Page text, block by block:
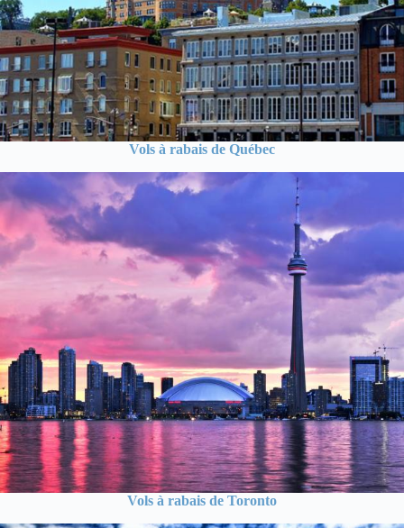
Vols à rabais de Québec
Vols à rabais de Toronto